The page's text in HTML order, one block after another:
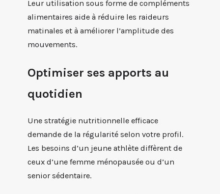
Leur utilisation sous forme de compléments
alimentaires aide à réduire les raideurs
matinales et à améliorer l’amplitude des
mouvements.
Optimiser ses apports au
quotidien
Une stratégie nutritionnelle efficace
demande de la régularité selon votre profil.
Les besoins d’un jeune athlète diffèrent de
ceux d’une femme ménopausée ou d’un
senior sédentaire.